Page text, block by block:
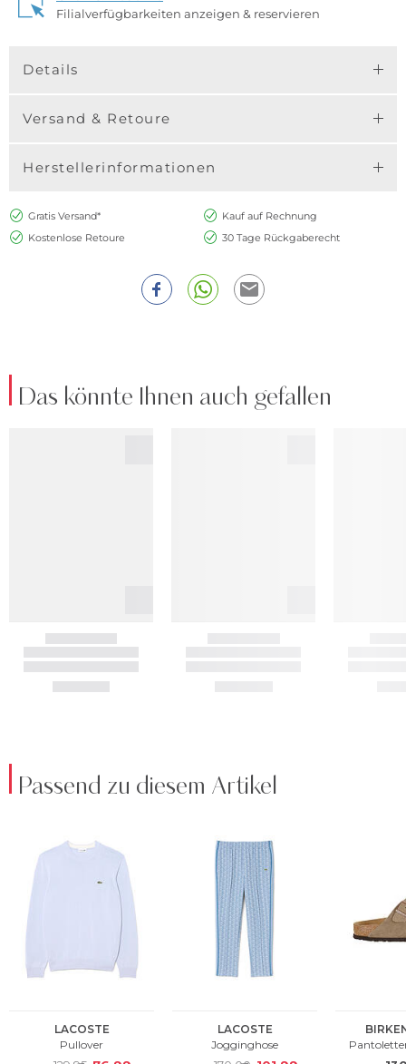
Filialverfügbarkeiten anzeigen & reservieren
Details
Versand & Retoure
Herstellerinformationen
Gratis Versand*
Kauf auf Rechnung
Kostenlose Retoure
30 Tage Rückgaberecht
Das könnte Ihnen auch gefallen
Passend zu diesem Artikel